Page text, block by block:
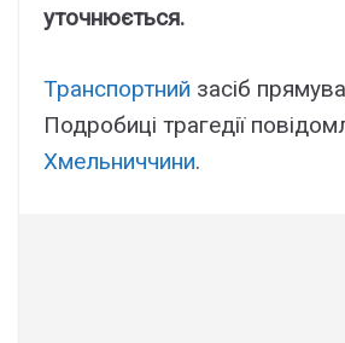
уточнюється.
Транспортний засіб
Подробиці трагедії
Хмельниччини.